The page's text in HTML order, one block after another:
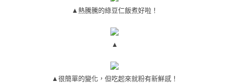
▲熱騰騰的綠豆仁飯煮好啦！
▲
▲很簡單的變化，但吃起來就粉有新鮮感！